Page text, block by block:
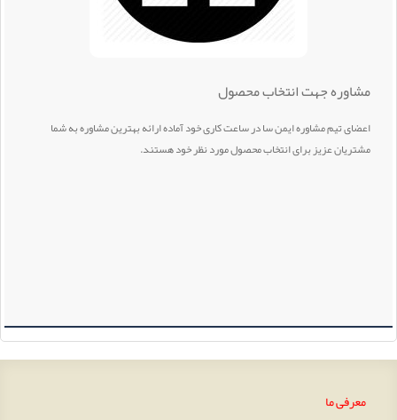
مشاوره جهت انتخاب محصول
اعضای تیم مشاوره ایمن سا در ساعت کاری خود آماده ارائه بهترین مشاوره به شما
مشتریان عزیز برای انتخاب محصول مورد نظر خود هستند.
معرفی ما